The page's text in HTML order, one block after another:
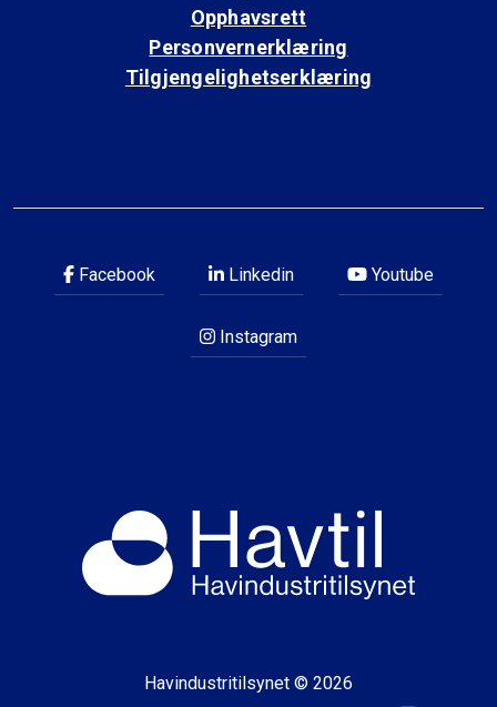
Opphavsrett
Personvernerklæring
Tilgjengelighetserklæring
Facebook Linkedin Youtube
Instagram
Havindustritilsynet © 2026